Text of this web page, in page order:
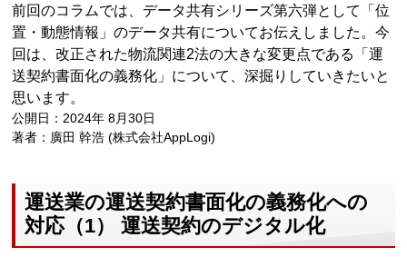
前回のコラムでは、データ共有シリーズ第六弾として「位
置・動態情報」のデータ共有についてお伝えしました。今
回は、改正された物流関連2法の大きな変更点である「運
送契約書面化の義務化」について、深掘りしていきたいと
思います。
公開日：2024年 8月30日
著者：廣田 幹浩 (株式会社AppLogi)
運送業の運送契約書面化の義務化への
対応（1） 運送契約のデジタル化